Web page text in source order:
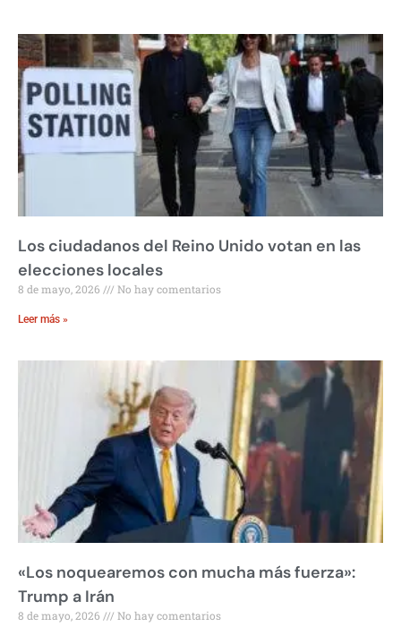
Los ciudadanos del Reino Unido votan en las
elecciones locales
8 de mayo, 2026 No hay comentarios
Leer más »
«Los noquearemos con mucha más fuerza»:
Trump a Irán
8 de mayo, 2026 No hay comentarios